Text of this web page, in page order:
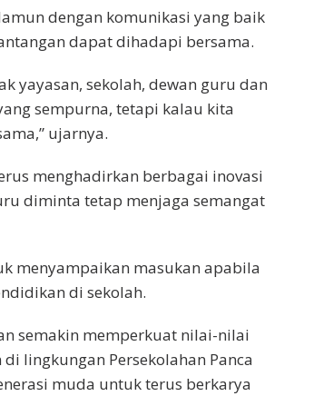
dengan komunikasi yang baik
dapat dihadapi bersama.
yayasan, sekolah, dewan guru dan
sempurna, tetapi kalau kita
ujarnya.
menghadirkan berbagai inovasi
diminta tetap menjaga semangat
menyampaikan masukan apabila
di sekolah.
semakin memperkuat nilai-nilai
lingkungan Persekolahan Panca
muda untuk terus berkarya